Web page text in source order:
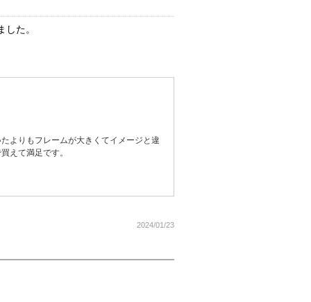
た。
よりもフレームが大きくてイメージと違
えて満足です。
2024/01/23